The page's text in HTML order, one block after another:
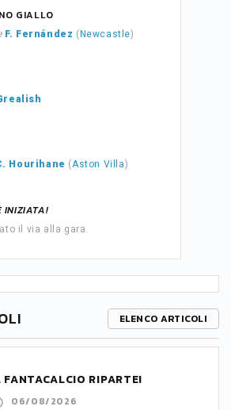
GIALLO
F. Fernández ( Newcastle)
Hourihane (Aston Villa)
INIZIATA!
il via alla gara.
ELENCO ARTICOLI
FANTACALCIO RIPARTE!
06/08/2026